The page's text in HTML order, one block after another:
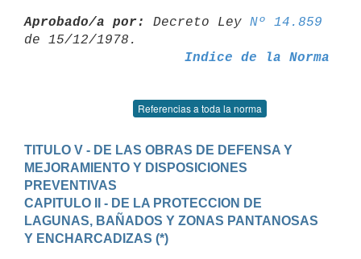
Aprobado/a por: Decreto Ley Nº 14.859
Indice de la Norma
Referencias a toda la norma
TITULO V - DE LAS OBRAS DE DEFENSA Y
MEJORAMIENTO Y DISPOSICIONES
PREVENTIVAS
CAPITULO II - DE LA PROTECCION DE
LAGUNAS, BAÑADOS Y ZONAS PANTANOSAS
Y ENCHARCADIZAS (*)